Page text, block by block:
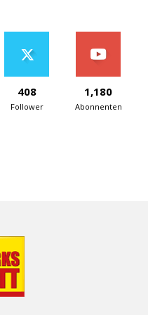
408
Follower
1,180
Abonnenten